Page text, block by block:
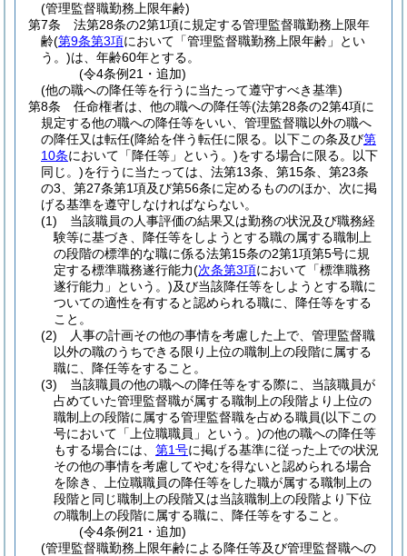
(管理監督職勤務上限年齢)
第7条
法第28条の2第1項に規定する管理監督職勤務上限年
齢(第9条第3項において「管理監督職勤務上限年齢」とい
う。)は、年齢60年とする。
(令4条例21・追加)
(他の職への降任等を行うに当たって遵守すべき基準)
第8条
任命権者は、他の職への降任等(法第28条の2第4項に
規定する他の職への降任等をいい、管理監督職以外の職へ
の降任又は転任(降給を伴う転任に限る。以下この条及び第
10条において「降任等」という。)をする場合に限る。以下
同じ。)を行うに当たっては、法第13条、第15条、第23条
の3、第27条第1項及び第56条に定めるもののほか、次に掲
げる基準を遵守しなければならない。
(1)
当該職員の人事評価の結果又は勤務の状況及び職務経
験等に基づき、降任等をしようとする職の属する職制上
の段階の標準的な職に係る法第15条の2第1項第5号に規
定する標準職務遂行能力(次条第3項において「標準職務
遂行能力」という。)及び当該降任等をしようとする職に
ついての適性を有すると認められる職に、降任等をする
こと。
(2)
人事の計画その他の事情を考慮した上で、管理監督職
以外の職のうちできる限り上位の職制上の段階に属する
職に、降任等をすること。
(3)
当該職員の他の職への降任等をする際に、当該職員が
占めていた管理監督職が属する職制上の段階より上位の
職制上の段階に属する管理監督職を占める職員(以下この
号において「上位職職員」という。)の他の職への降任等
もする場合には、 第1号に掲げる基準に従った上での状況
その他の事情を考慮してやむを得ないと認められる場合
を除き、上位職職員の降任等をした職が属する職制上の
段階と同じ職制上の段階又は当該職制上の段階より下位
の職制上の段階に属する職に、降任等をすること。
(令4条例21・追加)
(管理監督職勤務上限年齢による降任等及び管理監督職への